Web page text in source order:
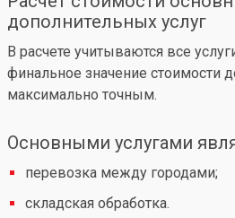
дополнительных услуг
В расчете учитываются все
финальное значение стоимости
максимально точным.
Основными услугами
перевозка между городами;
складская обработка.